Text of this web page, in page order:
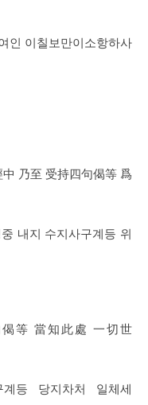
인 이칠보만이소항하사
乃至 受持四句偈等 爲
내지 수지사구계등 위
等 當知此處 一切世
등 당지차처 일체세